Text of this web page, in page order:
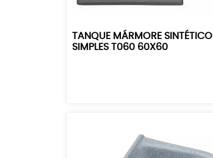
TANQUE MÁRMORE SINTÉTICO
SIMPLES T060 60X60